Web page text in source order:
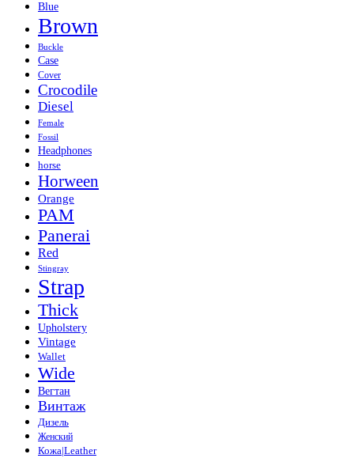
Blue
Brown
Buckle
Case
Cover
Crocodile
Diesel
Female
Fossil
Headphones
horse
Horween
Orange
PAM
Panerai
Red
Stingray
Strap
Thick
Upholstery
Vintage
Wallet
Wide
Вегтан
Винтаж
Дизель
Женский
Кожа|Leather